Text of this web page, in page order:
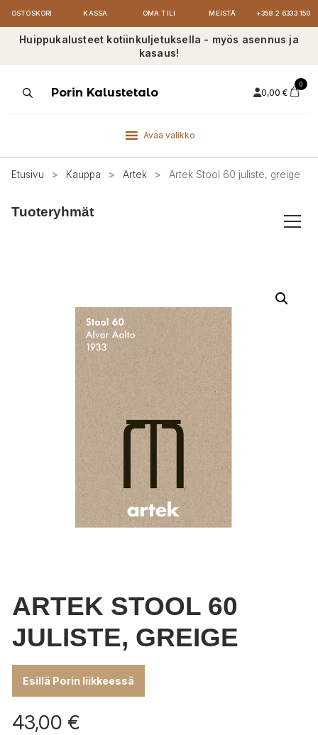
OSTOSKORI KASSA OMA TILI MEISTÄ +358 2 6333 150
Huippukalusteet kotiinkuljetuksella - myös asennus ja
kasaus!
ProductsPorin Kalustetalo 0,00 €
0
Avaa valikko
Etusivu > Kauppa > Artek > Artek Stool 60 juliste, greige
Tuoteryhmät
ARTEK STOOL 60
JULISTE, GREIGE
Esillä Porin liikkeessä
43,00 €